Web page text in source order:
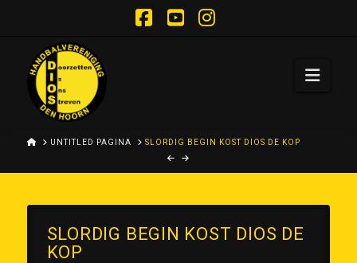
HOMEUNTITLED PAGINA SLORDIG BEGIN KOST DIOS DE KOP
SLORDIG BEGIN KOST DIOS DE
KOP